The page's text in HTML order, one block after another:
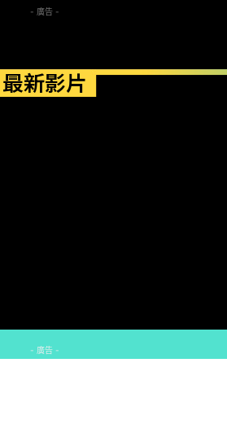
- 廣告 -
最新影片
- 廣告 -